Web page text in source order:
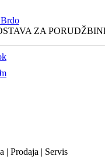
ZA
| Prodaja | Servis